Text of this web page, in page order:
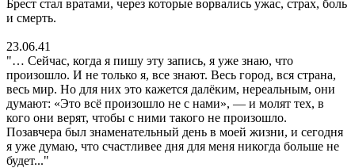
Брест стал вратами, через которые ворвались ужас, страх, боль
и смерть.
23.06.41
"… Сейчас, когда я пишу эту запись, я уже знаю, что
произошло. И не только я, все знают. Весь город, вся страна,
весь мир. Но для них это кажется далёким, нереальным, они
думают: «Это всё произошло не с нами», — и молят тех, в
кого они верят, чтобы с ними такого не произошло.
Позавчера был знаменательный день в моей жизни, и сегодня
я уже думаю, что счастливее дня для меня никогда больше не
будет..."